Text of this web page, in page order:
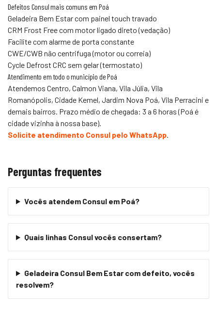
Defeitos Consul mais comuns em Poá
Geladeira Bem Estar com painel touch travado
CRM Frost Free com motor ligado direto (vedação)
Facilite com alarme de porta constante
CWE/CWB não centrifuga (motor ou correia)
Cycle Defrost CRC sem gelar (termostato)
Atendimento em todo o município de Poá
Atendemos Centro, Calmon Viana, Vila Júlia, Vila
Romanópolis, Cidade Kemel, Jardim Nova Poá, Vila Perracini e
demais bairros. Prazo médio de chegada: 3 a 6 horas (Poá é
cidade vizinha à nossa base).
Solicite atendimento Consul pelo WhatsApp.
Perguntas frequentes
Vocês atendem Consul em Poá?
Quais linhas Consul vocês consertam?
Geladeira Consul Bem Estar com defeito, vocês
resolvem?